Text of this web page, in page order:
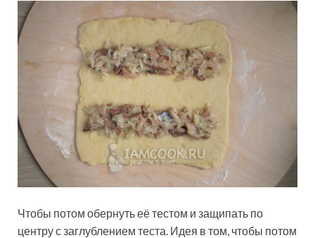
Чтобы потом обернуть её тестом и защипать по
центру с заглублением теста. Идея в том, чтобы потом